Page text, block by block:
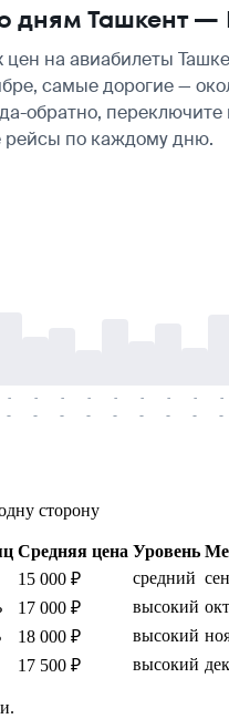
дням Ташкент —
на авиабилеты
самые дорогие —
обратно,
по каждому дню.
-
-
-
-
-
-
-
-
-
-
-
-
-
-
-
-
-
-
сторону
Средняя цена Уровень
15 000 ₽ средний
17 000 ₽ высокий
18 000 ₽ высокий
17 500 ₽ высокий